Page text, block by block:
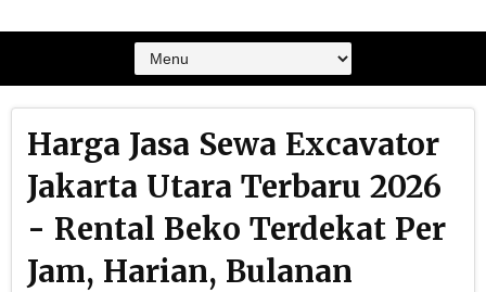
Harga Jasa Sewa Excavator
Jakarta Utara Terbaru 2026
- Rental Beko Terdekat Per
Jam, Harian, Bulanan